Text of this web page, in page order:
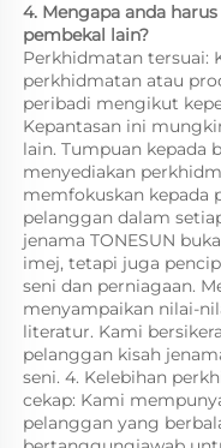
4. Mengapa anda
pembekal lain?
Perkhidmatan tersuai:
perkhidmatan atau
peribadi mengikut
Kepantasan ini
lain. Tumpuan kepada
menyediakan
memfokuskan kepada
pelanggan dalam
jenama TONESUN
imej, tetapi juga
seni dan perniagaan.
menyampaikan nilai-
literatur. Kami
pelanggan kisah
seni. 4. Kelebihan
cekap: Kami
pelanggan yang